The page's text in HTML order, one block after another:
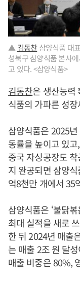
▲ 김동찬삼양식품 대
성북구 삼양식품 본사
고 있다. <삼양식품>
김동찬은 생산능력
식품의 가파른 성
삼양식품은 2025
동률을 높이고 있
중국 자싱공장도
지 완공되면 삼양
억8천만 개에서 35
삼양식품은 ‘불닭
최대 실적을 새로
한 뒤 2024년 매출
는 매출 2조 원 달
매출 비중은 80%,